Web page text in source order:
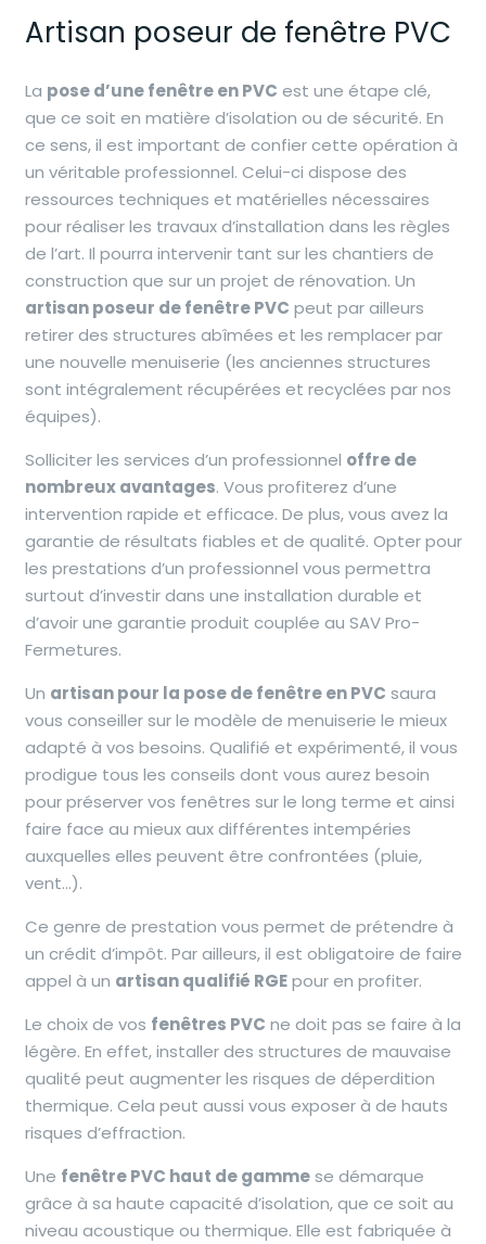
Artisan poseur de fenêtre PVC
La pose d’une fenêtre en PVC est une étape clé,
que ce soit en matière d’isolation ou de sécurité. En
ce sens, il est important de confier cette opération à
un véritable professionnel. Celui-ci dispose des
ressources techniques et matérielles nécessaires
pour réaliser les travaux d’installation dans les règles
de l’art. Il pourra intervenir tant sur les chantiers de
construction que sur un projet de rénovation. Un
artisan poseur de fenêtre PVC peut par ailleurs
retirer des structures abîmées et les remplacer par
une nouvelle menuiserie (les anciennes structures
sont intégralement récupérées et recyclées par nos
équipes).
Solliciter les services d’un professionnel offre de
nombreux avantages. Vous profiterez d’une
intervention rapide et efficace. De plus, vous avez la
garantie de résultats fiables et de qualité. Opter pour
les prestations d’un professionnel vous permettra
surtout d’investir dans une installation durable et
d’avoir une garantie produit couplée au SAV Pro-
Fermetures.
Un artisan pour la pose de fenêtre en PVC saura
vous conseiller sur le modèle de menuiserie le mieux
adapté à vos besoins. Qualifié et expérimenté, il vous
prodigue tous les conseils dont vous aurez besoin
pour préserver vos fenêtres sur le long terme et ainsi
faire face au mieux aux différentes intempéries
auxquelles elles peuvent être confrontées (pluie,
vent…).
Ce genre de prestation vous permet de prétendre à
un crédit d’impôt. Par ailleurs, il est obligatoire de faire
appel à un artisan qualifié RGEpour en profiter.
Le choix de vos fenêtres PVC ne doit pas se faire à la
légère. En effet, installer des structures de mauvaise
qualité peut augmenter les risques de déperdition
thermique. Cela peut aussi vous exposer à de hauts
risques d’effraction.
Une fenêtre PVC haut de gammese démarque
grâce à sa haute capacité d’isolation, que ce soit au
niveau acoustique ou thermique. Elle est fabriquée à